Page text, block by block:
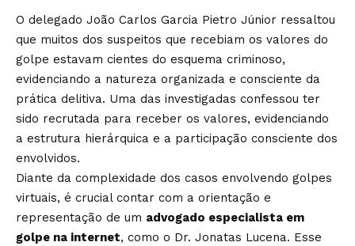
O delegado João Carlos Garcia Pietro Júnior ressaltou
que muitos dos suspeitos que recebiam os valores do
golpe estavam cientes do esquema criminoso,
evidenciando a natureza organizada e consciente da
prática delitiva. Uma das investigadas confessou ter
sido recrutada para receber os valores, evidenciando
a estrutura hierárquica e a participação consciente dos
envolvidos.
Diante da complexidade dos casos envolvendo golpes
virtuais, é crucial contar com a orientação e
representação de um advogado especialista em
golpe na internet, como o Dr. Jonatas Lucena. Esse